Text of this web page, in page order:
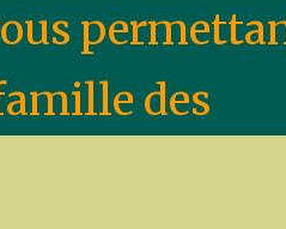
des